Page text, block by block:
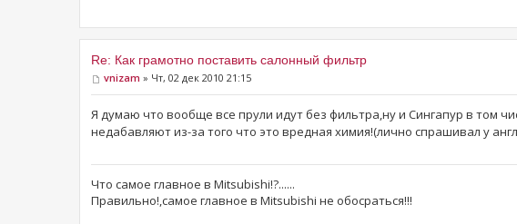
Re: Как грамотно поставить салонный фильтр
vnizam » Чт, 02 дек 2010 21:15
Я думаю что вообще все прули идут без фильтра,ну и Сингапур в том
недабавляют из-за того что это вредная химия!(лично спрашивал у
Что самое главное в Mitsubishi!?......
Правильно!,самое главное в Mitsubishi не обосраться!!!